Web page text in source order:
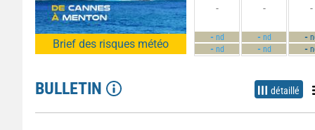
Brief des risques météo
-
- nd
- nd
-
- nd
- nd
-
-
-
BULLETIN détaillé